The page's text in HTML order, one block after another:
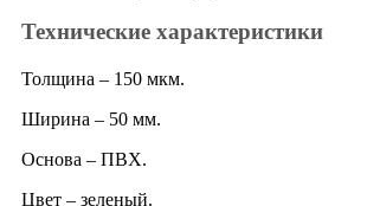
Технические характеристики
Толщина – 150 мкм.
Ширина – 50 мм.
Основа – ПВХ.
Цвет – зеленый.